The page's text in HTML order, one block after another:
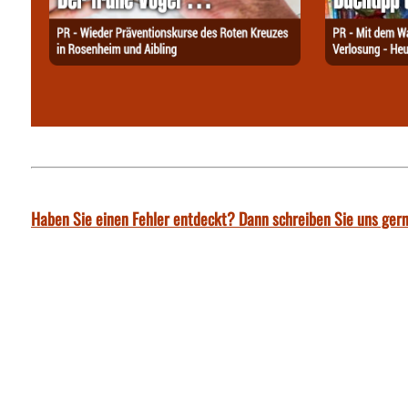
Haben Sie einen Fehler entdeckt? Dann schreiben Sie uns